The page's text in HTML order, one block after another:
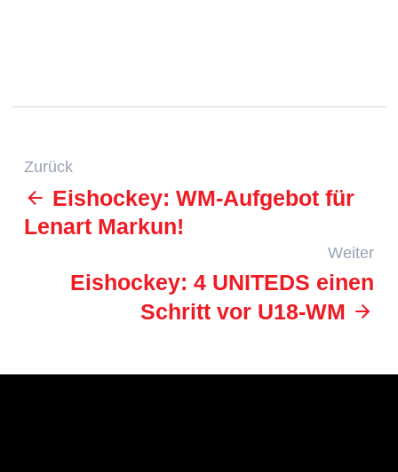
Zurück
Eishockey: WM-Aufgebot für
Lenart Markun!
Weiter
Eishockey: 4 UNITEDS einen
Schritt vor U18-WM